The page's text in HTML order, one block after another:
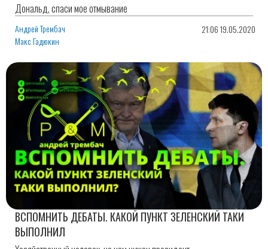
Дональд, спаси мое отмывание
Андрей Трембач
Макс Гадюкин
21:06 19.05.2020
ВСПОМНИТЬ ДЕБАТЫ. КАКОЙ ПУНКТ ЗЕЛЕНСКИЙ ТАКИ
ВЫПОЛНИЛ